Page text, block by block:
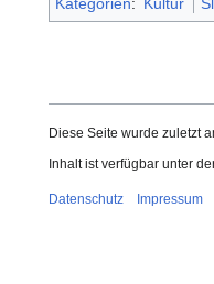
Kategorien: Kultur
Diese Seite wurde zuletzt
Inhalt ist verfügbar unter
Datenschutz Impressum